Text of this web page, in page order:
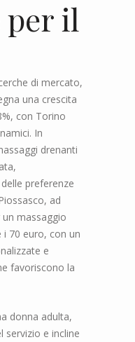
per il
di mercato,
una crescita
con Torino
In
drenanti
preferenze
ad
massaggio
70 euro, con un
e
favoriscono la
donna adulta,
servizio e incline